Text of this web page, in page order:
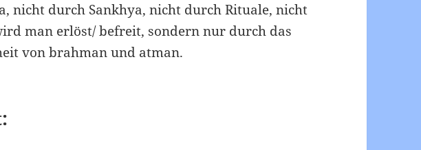
nicht durch Sankhya, nicht durch Rituale, nicht
man erlöst/ befreit, sondern nur durch das
von brahman und atman.